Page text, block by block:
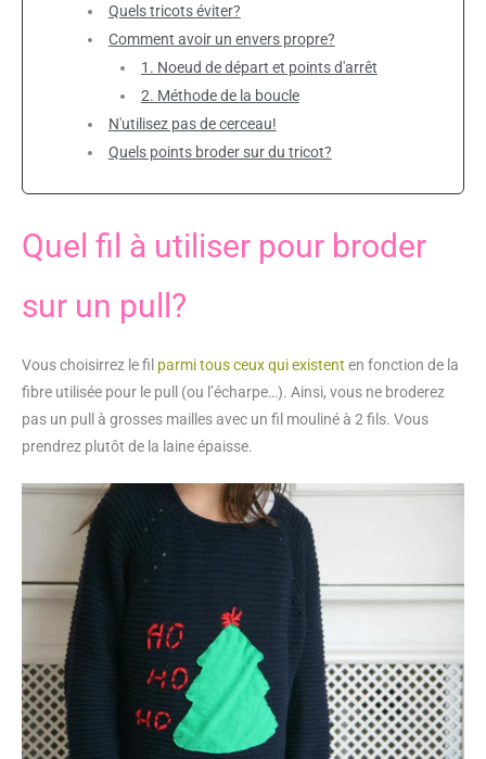
Quels tricots éviter?
Comment avoir un envers propre?
1. Noeud de départ et points d'arrêt
2. Méthode de la boucle
N'utilisez pas de cerceau!
Quels points broder sur du tricot?
Quel fil à utiliser pour broder
sur un pull?
Vous choisirrez le fil parmi tous ceux qui existent en fonction de la
fibre utilisée pour le pull (ou l’écharpe…). Ainsi, vous ne broderez
pas un pull à grosses mailles avec un fil mouliné à 2 fils. Vous
prendrez plutôt de la laine épaisse.